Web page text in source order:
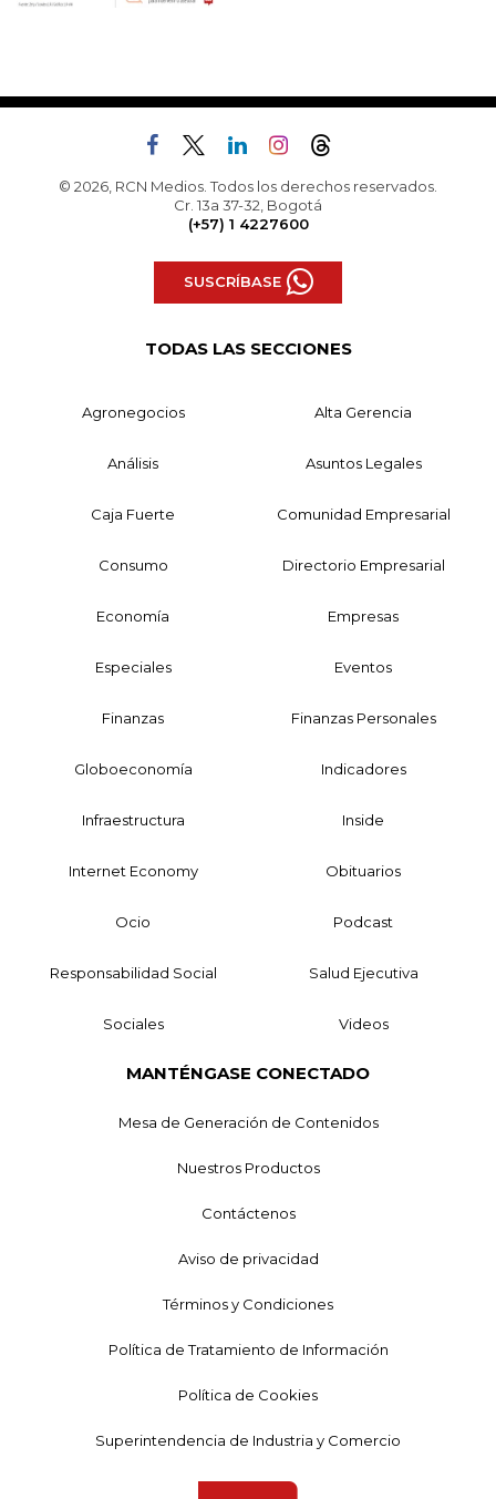
© 2026, RCN Medios. Todos los derechos reservados.
Cr. 13a 37-32, Bogotá
(+57) 1 4227600
SUSCRÍBASE
TODAS LAS SECCIONES
Agronegocios Alta Gerencia
Análisis Asuntos Legales
Caja Fuerte Comunidad Empresarial
Consumo Directorio Empresarial
Economía Empresas
Especiales Eventos
Finanzas Finanzas Personales
Globoeconomía Indicadores
Infraestructura Inside
Internet Economy Obituarios
Ocio Podcast
Responsabilidad Social Salud Ejecutiva
Sociales Videos
MANTÉNGASE CONECTADO
Mesa de Generación de Contenidos
Nuestros Productos
Contáctenos
Aviso de privacidad
Términos y Condiciones
Política de Tratamiento de Información
Política de Cookies
Superintendencia de Industria y Comercio